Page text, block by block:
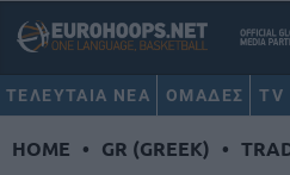
ΤΕΛΕΥΤΑΙΑ ΝΕΑ ΟΜΑΔΕΣ TV
HOME • GR (GREEK) •